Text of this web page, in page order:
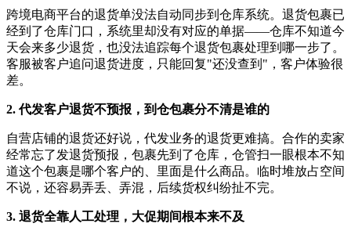
跨境电商平台的退货单没法自动同步到仓库系统。退货包裹已
经到了仓库门口，系统里却没有对应的单据——仓库不知道今
天会来多少退货，也没法追踪每个退货包裹处理到哪一步了。
客服被客户追问退货进度，只能回复"还没查到"，客户体验很
差。
2. 代发客户退货不预报，到仓包裹分不清是谁的
自营店铺的退货还好说，代发业务的退货更难搞。合作的卖家
经常忘了发退货预报，包裹先到了仓库，仓管扫一眼根本不知
道这个包裹是哪个客户的、里面是什么商品。临时堆放占空间
不说，还容易弄丢、弄混，后续货权纠纷扯不完。
3. 退货全靠人工处理，大促期间根本来不及